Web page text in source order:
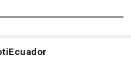
Ecuador